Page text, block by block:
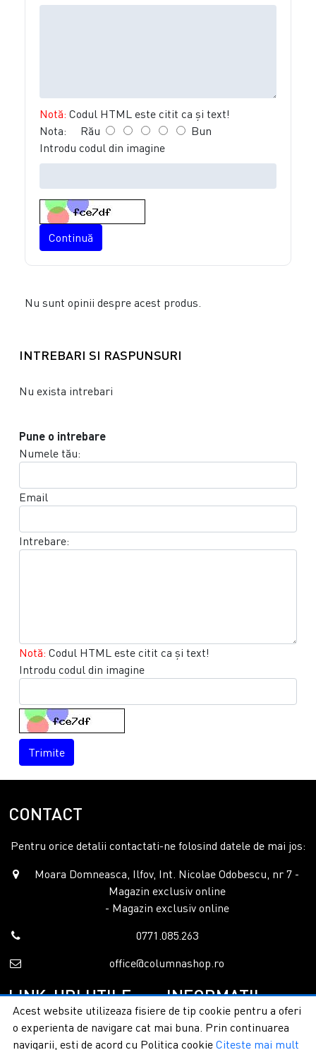
Notă: Codul HTML este citit ca şi text!
Nota: Rău
Bun
Introdu codul din imagine
Continuă
Nu sunt opinii despre acest produs.
INTREBARI SI RASPUNSURI
Nu exista intrebari
Pune o intrebare
Numele tău:
Email
Intrebare:
Notă: Codul HTML este citit ca şi text!
Introdu codul din imagine
Trimite
CONTACT
Pentru orice detalii contactati-ne folosind datele de mai jos:
Moara Domneasca, Ilfov, Int. Nicolae Odobescu, nr 7 -
Magazin exclusiv online
- Magazin exclusiv online
0771.085.263
office@columnashop.ro
LINK-URI UTILE
Acasa
Despre noi
INFORMATII
Garantie si service
Detalii livrare
Acest website utilizeaza fisiere de tip cookie pentru a oferi
o experienta de navigare cat mai buna. Prin continuarea
navigarii, esti de acord cu Politica cookie Citeste mai mult